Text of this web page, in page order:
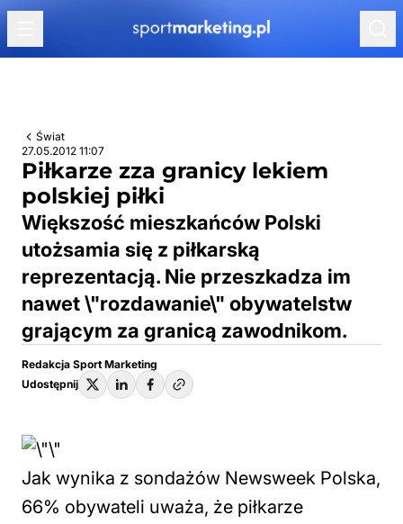
Przejdź do treści
Świat
27.05.2012 11:07
Piłkarze zza granicy lekiem
polskiej piłki
Większość mieszkańców Polski
utożsamia się z piłkarską
reprezentacją. Nie przeszkadza im
nawet \"rozdawanie\" obywatelstw
grającym za granicą zawodnikom.
Redakcja Sport Marketing
Udostępnij
Jak wynika z sondażów Newsweek Polska,
66% obywateli uważa, że piłkarze